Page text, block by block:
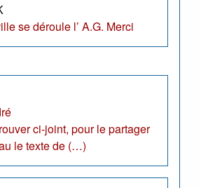
se déroule l’ A.G. Merci
ci-joint, pour le partager
le texte de (…)